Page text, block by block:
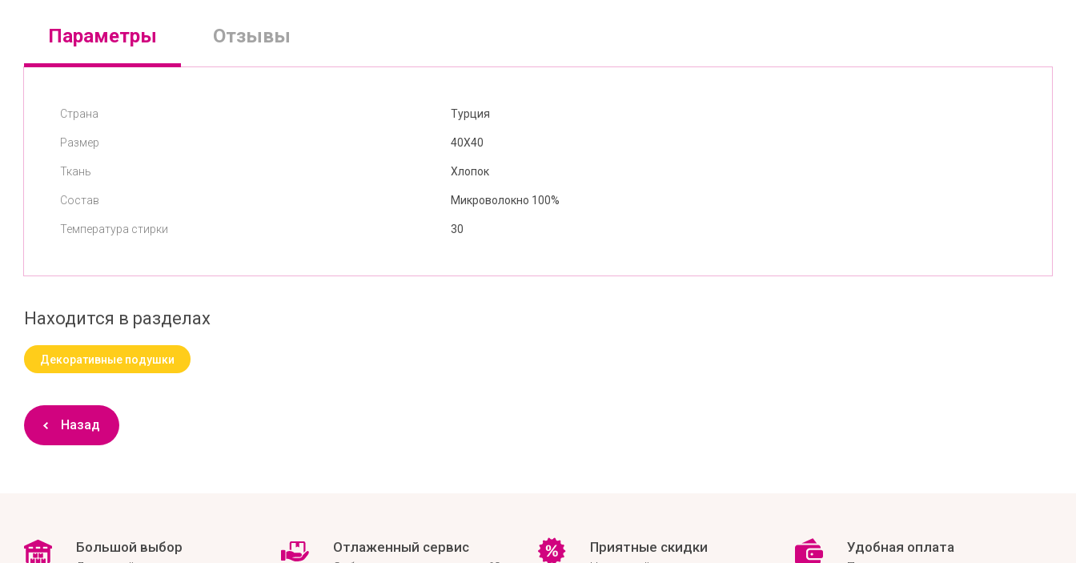
Параметры Отзывы
Страна Турция
Размер 40X40
Ткань Хлопок
Состав Микроволокно 100%
Температура стирки 30
Находится в разделах
Декоративные подушки
Назад
Большой выбор Отлаженный сервис Приятные скидки Удобная оплата